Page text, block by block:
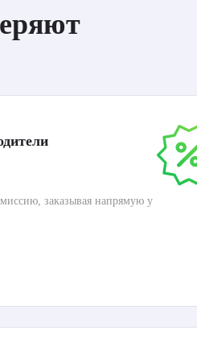
заказывая напрямую у